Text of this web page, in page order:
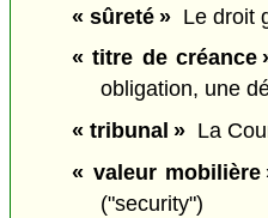
« sûreté »Le droit
« titre de créance
obligation, une
« tribunal »La
« valeur mobilière
("security")